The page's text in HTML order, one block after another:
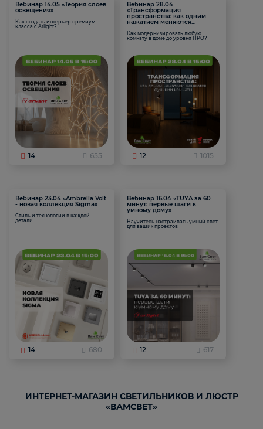
Вебинар 14.05 «Теория слоев
освещения»
Как создать интерьер премиум-
класса с Arlight?
14 655
Вебинар 28.04
«Трансформация
пространства: как одним
нажатием меняются
Как модернизировать любую
комнату в доме до уровня ПРО?
12 1015
Вебинар 23.04 «Ambrella Volt
- новая коллекция Sigma»
Стиль и технологии в каждой
детали
14 680
Вебинар 16.04 «TUYA за 60
минут: первые шаги к
умному дому»
Научитесь настраивать умный свет
для ваших проектов
12 617
ИНТЕРНЕТ-МАГАЗИН СВЕТИЛЬНИКОВ И ЛЮСТР
«ВАМСВЕТ»